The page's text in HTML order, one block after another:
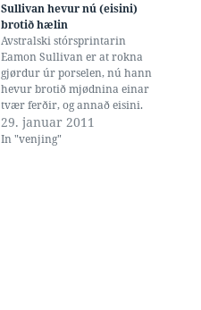
Sullivan hevur nú (eisini)
brotið hælin
Avstralski stórsprintarin
Eamon Sullivan er at rokna
gjørdur úr porselen, nú hann
hevur brotið mjødnina einar
tvær ferðir, og annað eisini.
Tað nýggjasta er at hann á
venjingarlegu herfyri fekk ilt
29. januar 2011
In "venjing"